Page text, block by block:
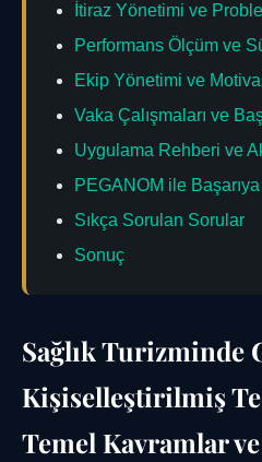
İtiraz Yönetimi ve
Performans Ölçüm ve
Ekip Yönetimi ve
Vaka Çalışmaları ve
Uygulama Rehberi ve
PEGANOM ile Başarıya
Sıkça Sorulan Sorular
Sonuç
Sağlık Turizminde
Kişiselleştirilmiş
Temel Kavramlar